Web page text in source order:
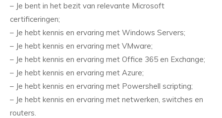
– Je bent in het bezit van relevante Microsoft
certificeringen;
– Je hebt kennis en ervaring met Windows Servers;
– Je hebt kennis en ervaring met VMware;
– Je hebt kennis en ervaring met Office 365 en Exchange;
– Je hebt kennis en ervaring met Azure;
– Je hebt kennis en ervaring met Powershell scripting;
– Je hebt kennis en ervaring met netwerken, switches en
routers.